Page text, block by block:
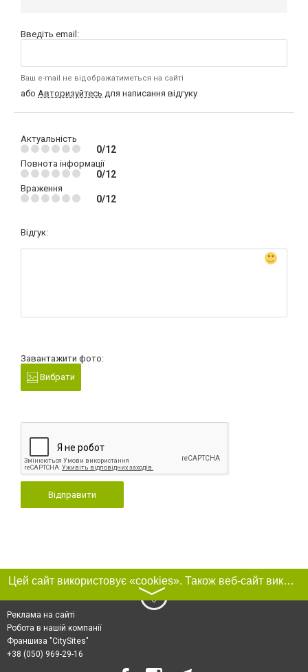
Введіть email:
Ваш e-mail не відображатиметься на сайті
або Авторизуйтесь для написання відгуку
Актуальність
0/12
Повнота інформації
0/12
Враження
0/12
Відгук:
Завантажити фото:
Вибрати
Відправити
Цей сайт використовує «cookies». Також веб-сайт використовує інтернет-сервіс для збору технічних даних стосовно відвідувачів з метою отримання маркетингової та статистичної інформації. Умови обробки даних відвідувачів сайту див.
〉
Реклама на сайті
Робота в нашій компанії
Франшиза "CitySites"
+38 (050) 969-29-16